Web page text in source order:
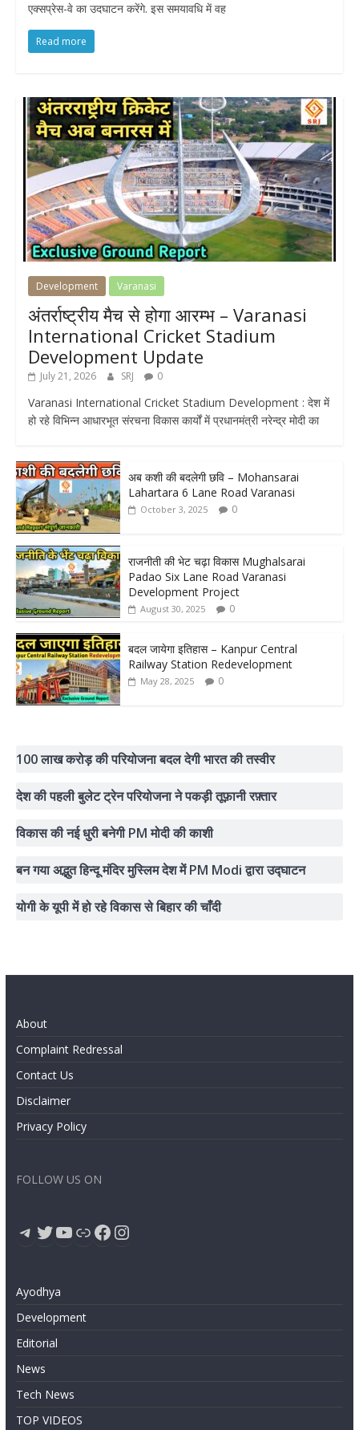
एक्सप्रेस-वे का उदघाटन करेंगे. इस समयावधि में वह
Read more
Development Varanasi
अंतर्राष्ट्रीय मैच से होगा आरम्भ – Varanasi
International Cricket Stadium
Development Update
July 21, 2026 SRJ 0
Varanasi International Cricket Stadium Development : देश में
हो रहे विभिन्न आधारभूत संरचना विकास कार्यों में प्रधानमंत्री नरेन्द्र मोदी का
अब कशी की बदलेगी छवि – Mohansarai
Lahartara 6 Lane Road Varanasi
October 3, 2025 0
राजनीती की भेट चढ़ा विकास Mughalsarai
Padao Six Lane Road Varanasi
Development Project
August 30, 2025 0
बदल जायेगा इतिहास – Kanpur Central
Railway Station Redevelopment
May 28, 2025 0
100 लाख करोड़ की परियोजना बदल देगी भारत की तस्वीर
देश की पहली बुलेट ट्रेन परियोजना ने पकड़ी तूफ़ानी रफ़्तार
विकास की नई धुरी बनेगी PM मोदी की काशी
बन गया अद्भुत हिन्दू मंदिर मुस्लिम देश में PM Modi द्वारा उद्घाटन
योगी के यूपी में हो रहे विकास से बिहार की चाँदी
About
Complaint Redressal
Contact Us
Disclaimer
Privacy Policy
FOLLOW US ON
Telegram
Twitter
YouTube
LinkFacebook
Instagram
Ayodhya
Development
Editorial
News
Tech News
TOP VIDEOS